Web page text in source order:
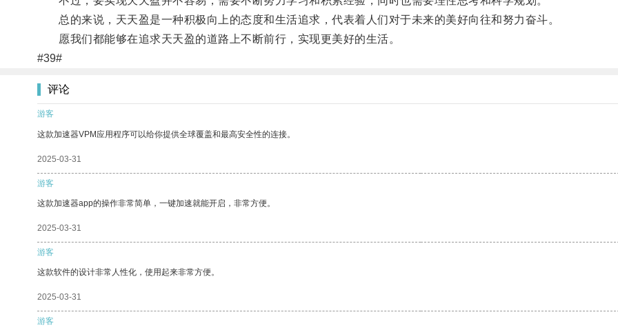
总的来说，天天盈是一种积极向上的态度和生活追求，代表着人们对于未来的美好向往和努力奋斗。
愿我们都能够在追求天天盈的道路上不断前行，实现更美好的生活。
#39#
评论
游客
这款加速器VPM应用程序可以给你提供全球覆盖和最高安全性的连接。
2025-03-31
游客
这款加速器app的操作非常简单，一键加速就能开启，非常方便。
2025-03-31
游客
这款软件的设计非常人性化，使用起来非常方便。
2025-03-31
游客